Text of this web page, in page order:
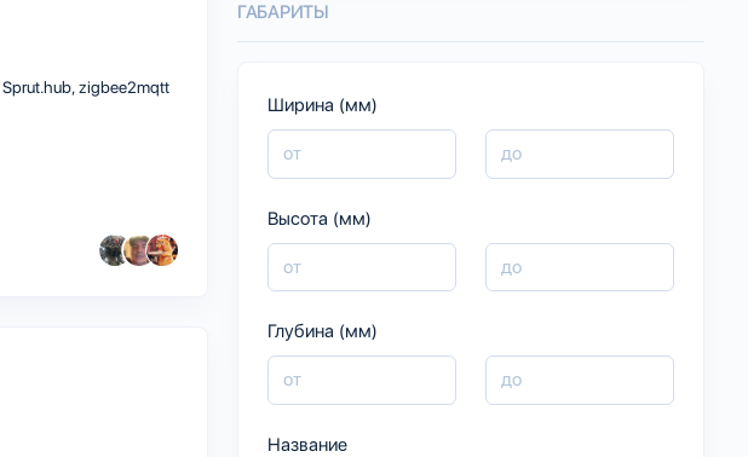
Sprut.hubzigbee2mqtt
ГАБАРИТЫ
Ширина (мм)
Высота (мм)
Глубина (мм)
Название